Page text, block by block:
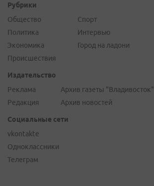
Рубрики
Общество
Политика
Экономика
Происшествия
Спорт
Интервью
Город на ладони
Издательство
Реклама
Редакция
Архив газеты "Владивосток"
Архив новостей
Социальные сети
vkontakte
Одноклассники
Телеграм